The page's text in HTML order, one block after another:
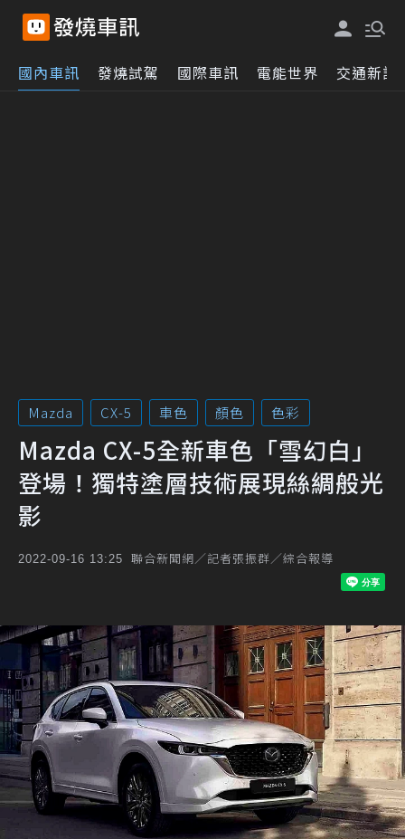
國內車訊 發燒試駕 國際車訊 電能世界 交通新訊
Mazda CX-5 車色 顏色 色彩
Mazda CX-5全新車色「雪幻白」
登場！獨特塗層技術展現絲綢般光
影
2022-09-16 13:25 聯合新聞網／記者張振群／綜合報導